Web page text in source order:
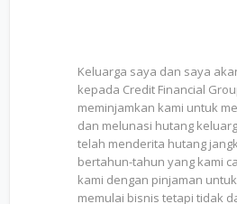
Keluarga saya dan saya
kepada Credit Financial
meminjamkan kami untuk
dan melunasi hutang
telah menderita hutang
bertahun-tahun yang kami
kami dengan pinjaman
memulai bisnis tetapi tidak